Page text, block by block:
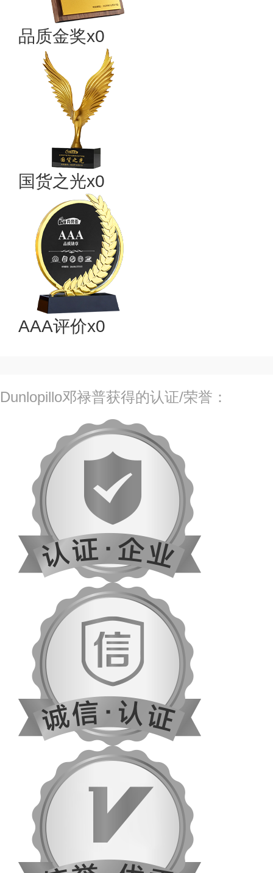
品质金奖x0
国货之光x0
AAA评价x0
Dunlopillo邓禄普获得的认证/荣誉：